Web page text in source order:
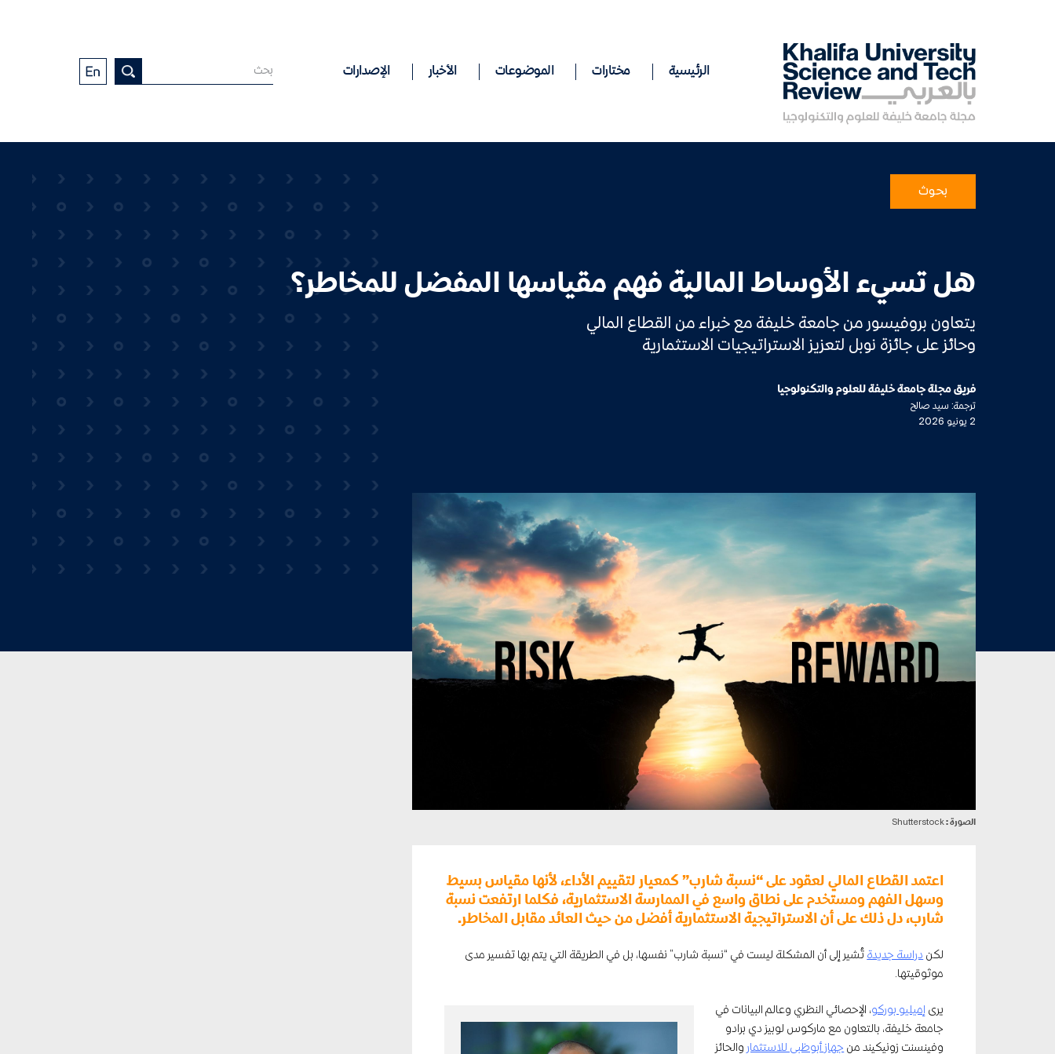
الرئيسية مختارات الموضوعات الأخبار الإصدارات
بحوث
هل تسيء الأوساط المالية فهم مقياسها المفضل للمخاطر؟
يتعاون بروفيسور من جامعة خليفة مع خبراء من القطاع المالي
وحائز على جائزة نوبل لتعزيز الاستراتيجيات الاستثمارية
فريق مجلة جامعة خليفة للعلوم والتكنولوجيا
ترجمة: سيد صالح
2 يونيو 2026
الصورة :Shutterstock
اعتمد القطاع المالي لعقود على “نسبة شارب” كمعيار لتقييم الأداء، لأنها مقياس بسيط
وسهل الفهم ومستخدم على نطاق واسع في الممارسة الاستثمارية، فكلما ارتفعت نسبة
شارب، دل ذلك على أن الاستراتيجية الاستثمارية أفضل من حيث العائد مقابل المخاطر.
لكن دراسة جديدة تُشير إلى أن المشكلة ليست في “نسبة شارب” نفسها، بل في الطريقة التي يتم بها تفسير مدى
موثوقيتها.
يرى إميليو بوركو، الإحصائي النظري وعالم البيانات في
جامعة خليفة، بالتعاون مع ماركوس لوبيز دي برادو
وفينسنت زونيكيند من جهاز أبوظبي للاستثمار والحائز